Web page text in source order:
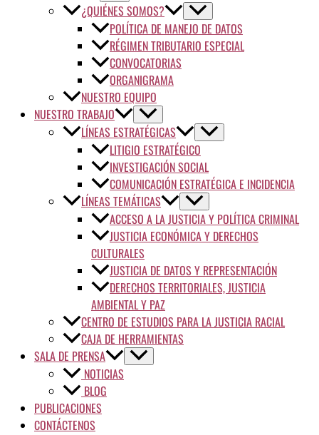
¿QUIÉNES SOMOS?
POLÍTICA DE MANEJO DE DATOS
RÉGIMEN TRIBUTARIO ESPECIAL
CONVOCATORIAS
ORGANIGRAMA
NUESTRO EQUIPO
NUESTRO TRABAJO
LÍNEAS ESTRATÉGICAS
LITIGIO ESTRATÉGICO
INVESTIGACIÓN SOCIAL
COMUNICACIÓN ESTRATÉGICA E INCIDENCIA
LÍNEAS TEMÁTICAS
ACCESO A LA JUSTICIA Y POLÍTICA CRIMINAL
JUSTICIA ECONÓMICA Y DERECHOS
CULTURALES
JUSTICIA DE DATOS Y REPRESENTACIÓN
DERECHOS TERRITORIALES, JUSTICIA
AMBIENTAL Y PAZ
CENTRO DE ESTUDIOS PARA LA JUSTICIA RACIAL
CAJA DE HERRAMIENTAS
SALA DE PRENSA
NOTICIAS
BLOG
PUBLICACIONES
CONTÁCTENOS